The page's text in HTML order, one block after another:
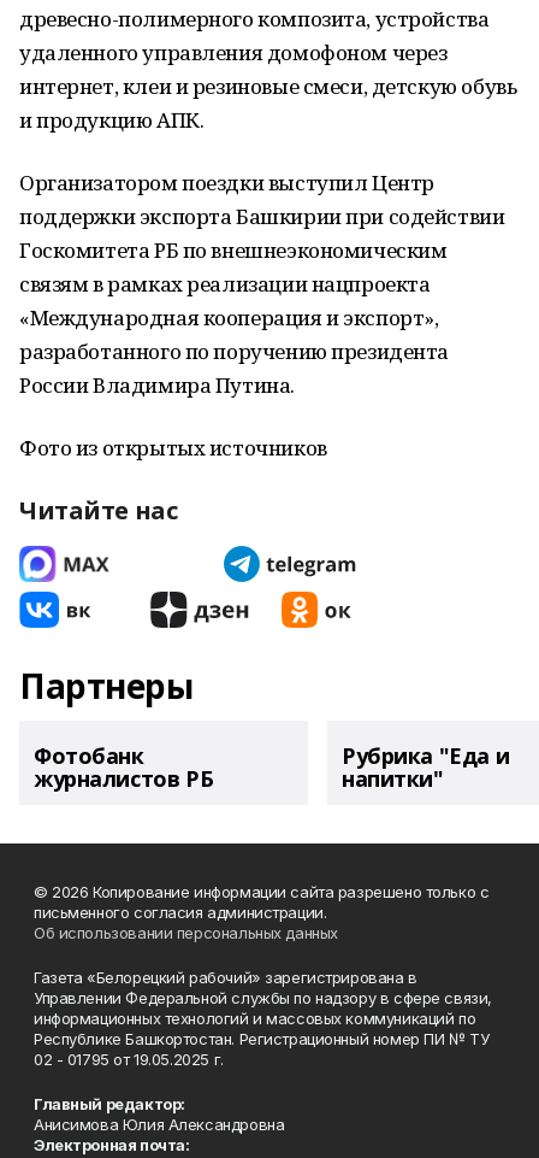
древесно-полимерного композита, устройства
удаленного управления домофоном через
интернет, клеи и резиновые смеси, детскую обувь
и продукцию АПК.
Организатором поездки выступил Центр
поддержки экспорта Башкирии при содействии
Госкомитета РБ по внешнеэкономическим
связям в рамках реализации нацпроекта
«Международная кооперация и экспорт»,
разработанного по поручению президента
России Владимира Путина.
Фото из открытых источников
Читайте нас
Партнеры
Фотобанк
журналистов РБ
Рубрика "Еда и
напитки"
© 2026 Копирование информации сайта разрешено только с
письменного согласия администрации.
Об использовании персональных данных
Газета «Белорецкий рабочий» зарегистрирована в
Управлении Федеральной службы по надзору в сфере связи,
информационных технологий и массовых коммуникаций по
Республике Башкортостан. Регистрационный номер ПИ № ТУ
02 - 01795 от 19.05.2025 г.
Главный редактор:
Анисимова Юлия Александровна
Электронная почта: